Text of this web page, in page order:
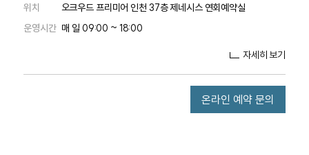
위치
오크우드 프리미어 인천 37층 제네시스 연회예약실
운영시간 매 일 09:00 ~ 18:00
자세히 보기
온라인 예약 문의